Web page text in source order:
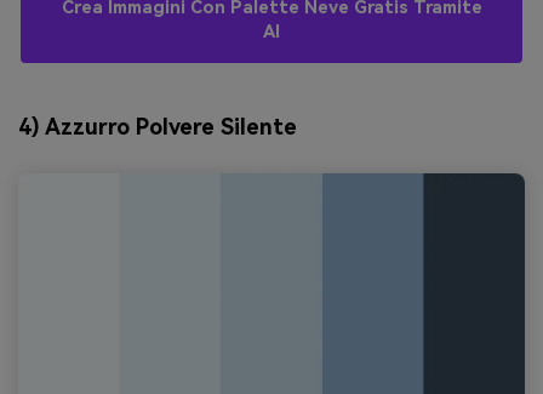
Crea Immagini Con Palette Neve Gratis Tramite
AI
4) Azzurro Polvere Silente